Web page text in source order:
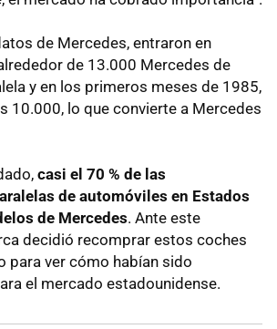
de Mercedes, entraron en
de 13.000 Mercedes de
y en los primeros meses de 1985,
10.000, lo que convierte a Mercedes
casi el 70 % de las
de automóviles en Estados
de Mercedes. Ante este
decidió recomprar estos coches
para ver cómo habían sido
el mercado estadounidense.